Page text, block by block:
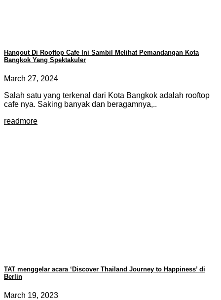
Hangout Di Rooftop Cafe Ini Sambil Melihat Pemandangan Kota
Bangkok Yang Spektakuler
March 27, 2024
Salah satu yang terkenal dari Kota Bangkok adalah rooftop
cafe nya. Saking banyak dan beragamnya,..
readmore
TAT menggelar acara ‘Discover Thailand Journey to Happiness’ di
Berlin
March 19, 2023